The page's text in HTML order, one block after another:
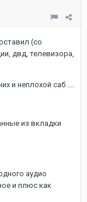
(со
двд, телевизора,
и неплохой саб ....
из вкладки
аудио
и плюс как